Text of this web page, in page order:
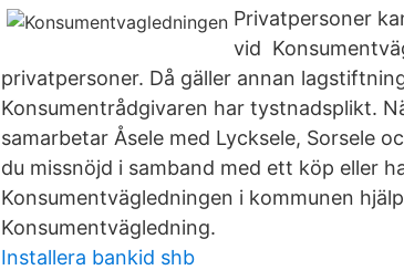
Privatpersoner
vid
privatpersoner. Då gäller annan
Konsumentrådgivaren har tystnadsplikt.
samarbetar Åsele med Lycksele, Sorsele
du missnöjd i samband med ett köp eller
Konsumentvägledningen i kommunen
Konsumentvägledning.
Installera bankid shb